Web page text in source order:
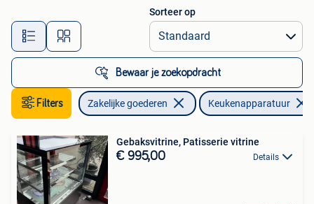
Alle afstanden…
Sorteer op
Bewaar je zoekopdracht
Filters Zakelijke goederen Keukenapparatuur
Gebaksvitrine, Patisserie vitrine
€ 995,00 Details